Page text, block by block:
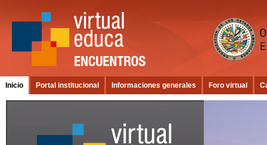
Inicio Portal institucional Informaciones generales Foro virtual